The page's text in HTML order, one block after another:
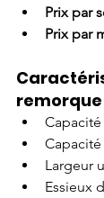
Prix par
Prix par
remorque
Capacité
Largeur
Essieux